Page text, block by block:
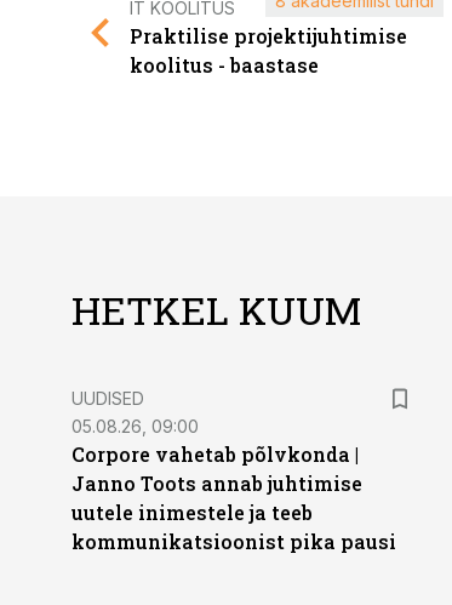
IT KOOLITUS
Praktilise projektijuhtimise
koolitus - baastase
HETKEL KUUM
UUDISED
05.08.26, 09:00
Corpore vahetab põlvkonda |
Janno Toots annab juhtimise
uutele inimestele ja teeb
kommunikatsioonist pika pausi